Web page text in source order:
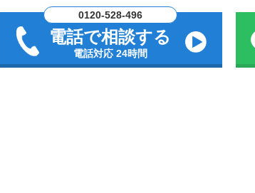
0120-528-496
電話で相談する
電話対応 24時間